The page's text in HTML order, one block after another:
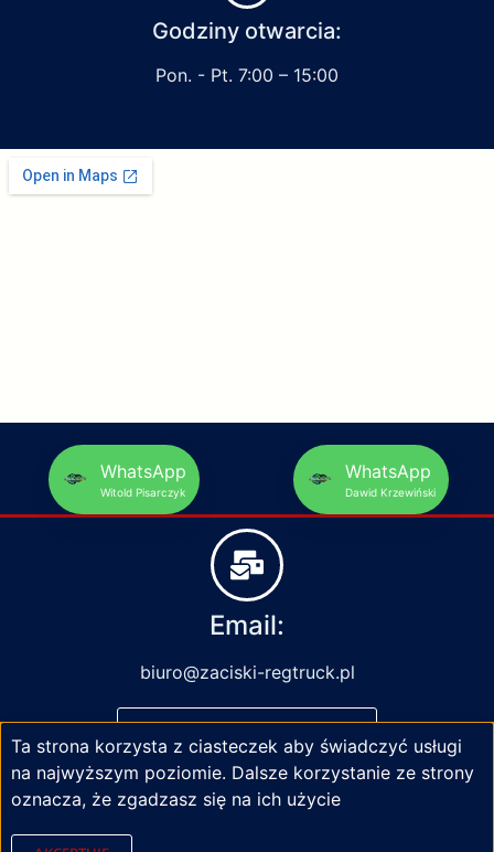
Godziny otwarcia:
Pon. - Pt. 7:00 – 15:00
WhatsApp
Witold Pisarczyk
WhatsApp
Dawid Krzewiński
Email:
biuro@zaciski-regtruck.pl
NAPISZ DO NAS
Ta strona korzysta z ciasteczek aby świadczyć usługi
na najwyższym poziomie. Dalsze korzystanie ze strony
oznacza, że zgadzasz się na ich użycie